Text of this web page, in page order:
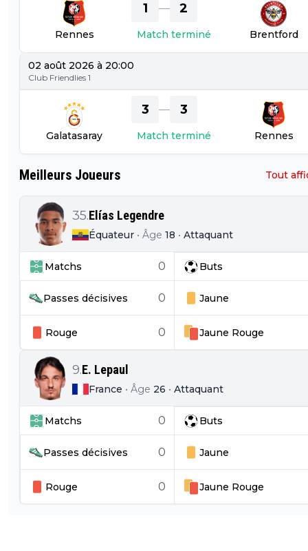
Rennes
1 — 2
Match terminé Brentford
02 août 2026 à 20:00
Club Friendlies 1
Galatasaray
3 — 3
Match terminé Rennes
Meilleurs Joueurs Tout
35.Elías Legendre
Équateur • Âge 18 • Attaquant
Matchs 0 Buts
Passes décisives 0 Jaune
Rouge 0 Jaune Rouge
9.E. Lepaul
France • Âge 26 • Attaquant
Matchs 0 Buts
Passes décisives 0 Jaune
Rouge 0 Jaune Rouge